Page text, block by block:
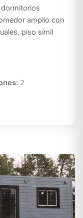
amplio con
piso símil
2